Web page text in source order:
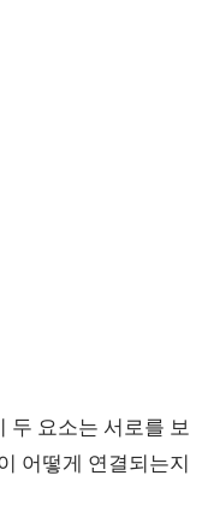
두 요소는 서로를 보
어떻게 연결되는지